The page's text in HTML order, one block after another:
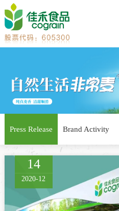
Press Release Brand Activity
14
2020-12